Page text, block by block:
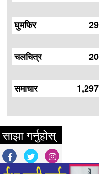
29
घुमफिर
20
चलचित्र
1,297
समाचार
साझा गर्नुहोस्